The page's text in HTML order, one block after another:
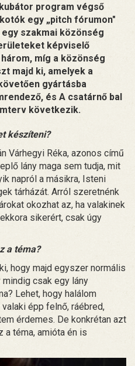
program végső
egy „pitch fórumon"
szakmai közönség
képviselő
míg a közönség
majd ki, amelyek a
gyártásba
és A csatárnő bal
következik.
készíteni?
Várhegyi Réka, azonos című
lány maga sem tudja, mit
napról a másikra, Isteni
tárházát. Arról szeretnénk
okozhat az, ha valakinek
sikerért, csak úgy
a téma?
hogy majd egyszer normális
csak egy lány
Lehet, hogy halálom
épp felnő, ráébred,
érdemes. De konkrétan azt
téma, amióta én is